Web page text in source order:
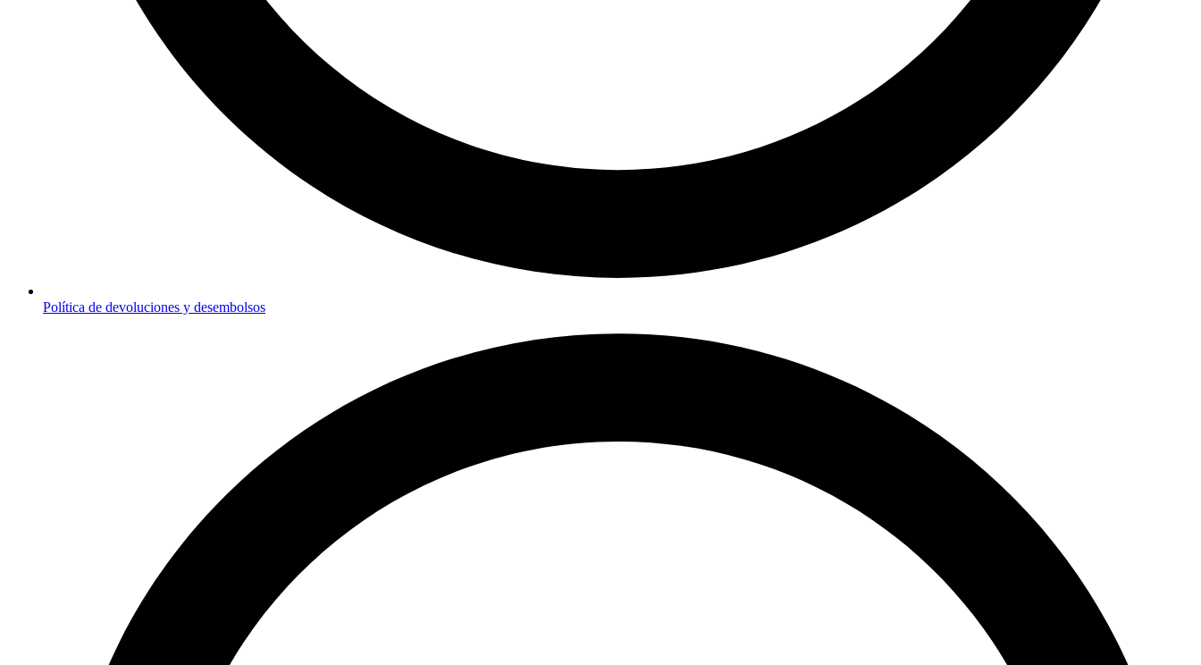
Política de devoluciones y desembolsos